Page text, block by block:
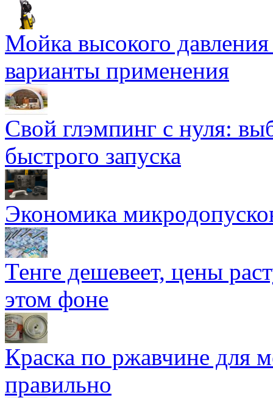
Мойка высокого
варианты применения
Свой глэмпинг с нуля:
быстрого запуска
Экономика
Тенге дешевеет, цены
этом фоне
Краска по ржавчине для
правильно